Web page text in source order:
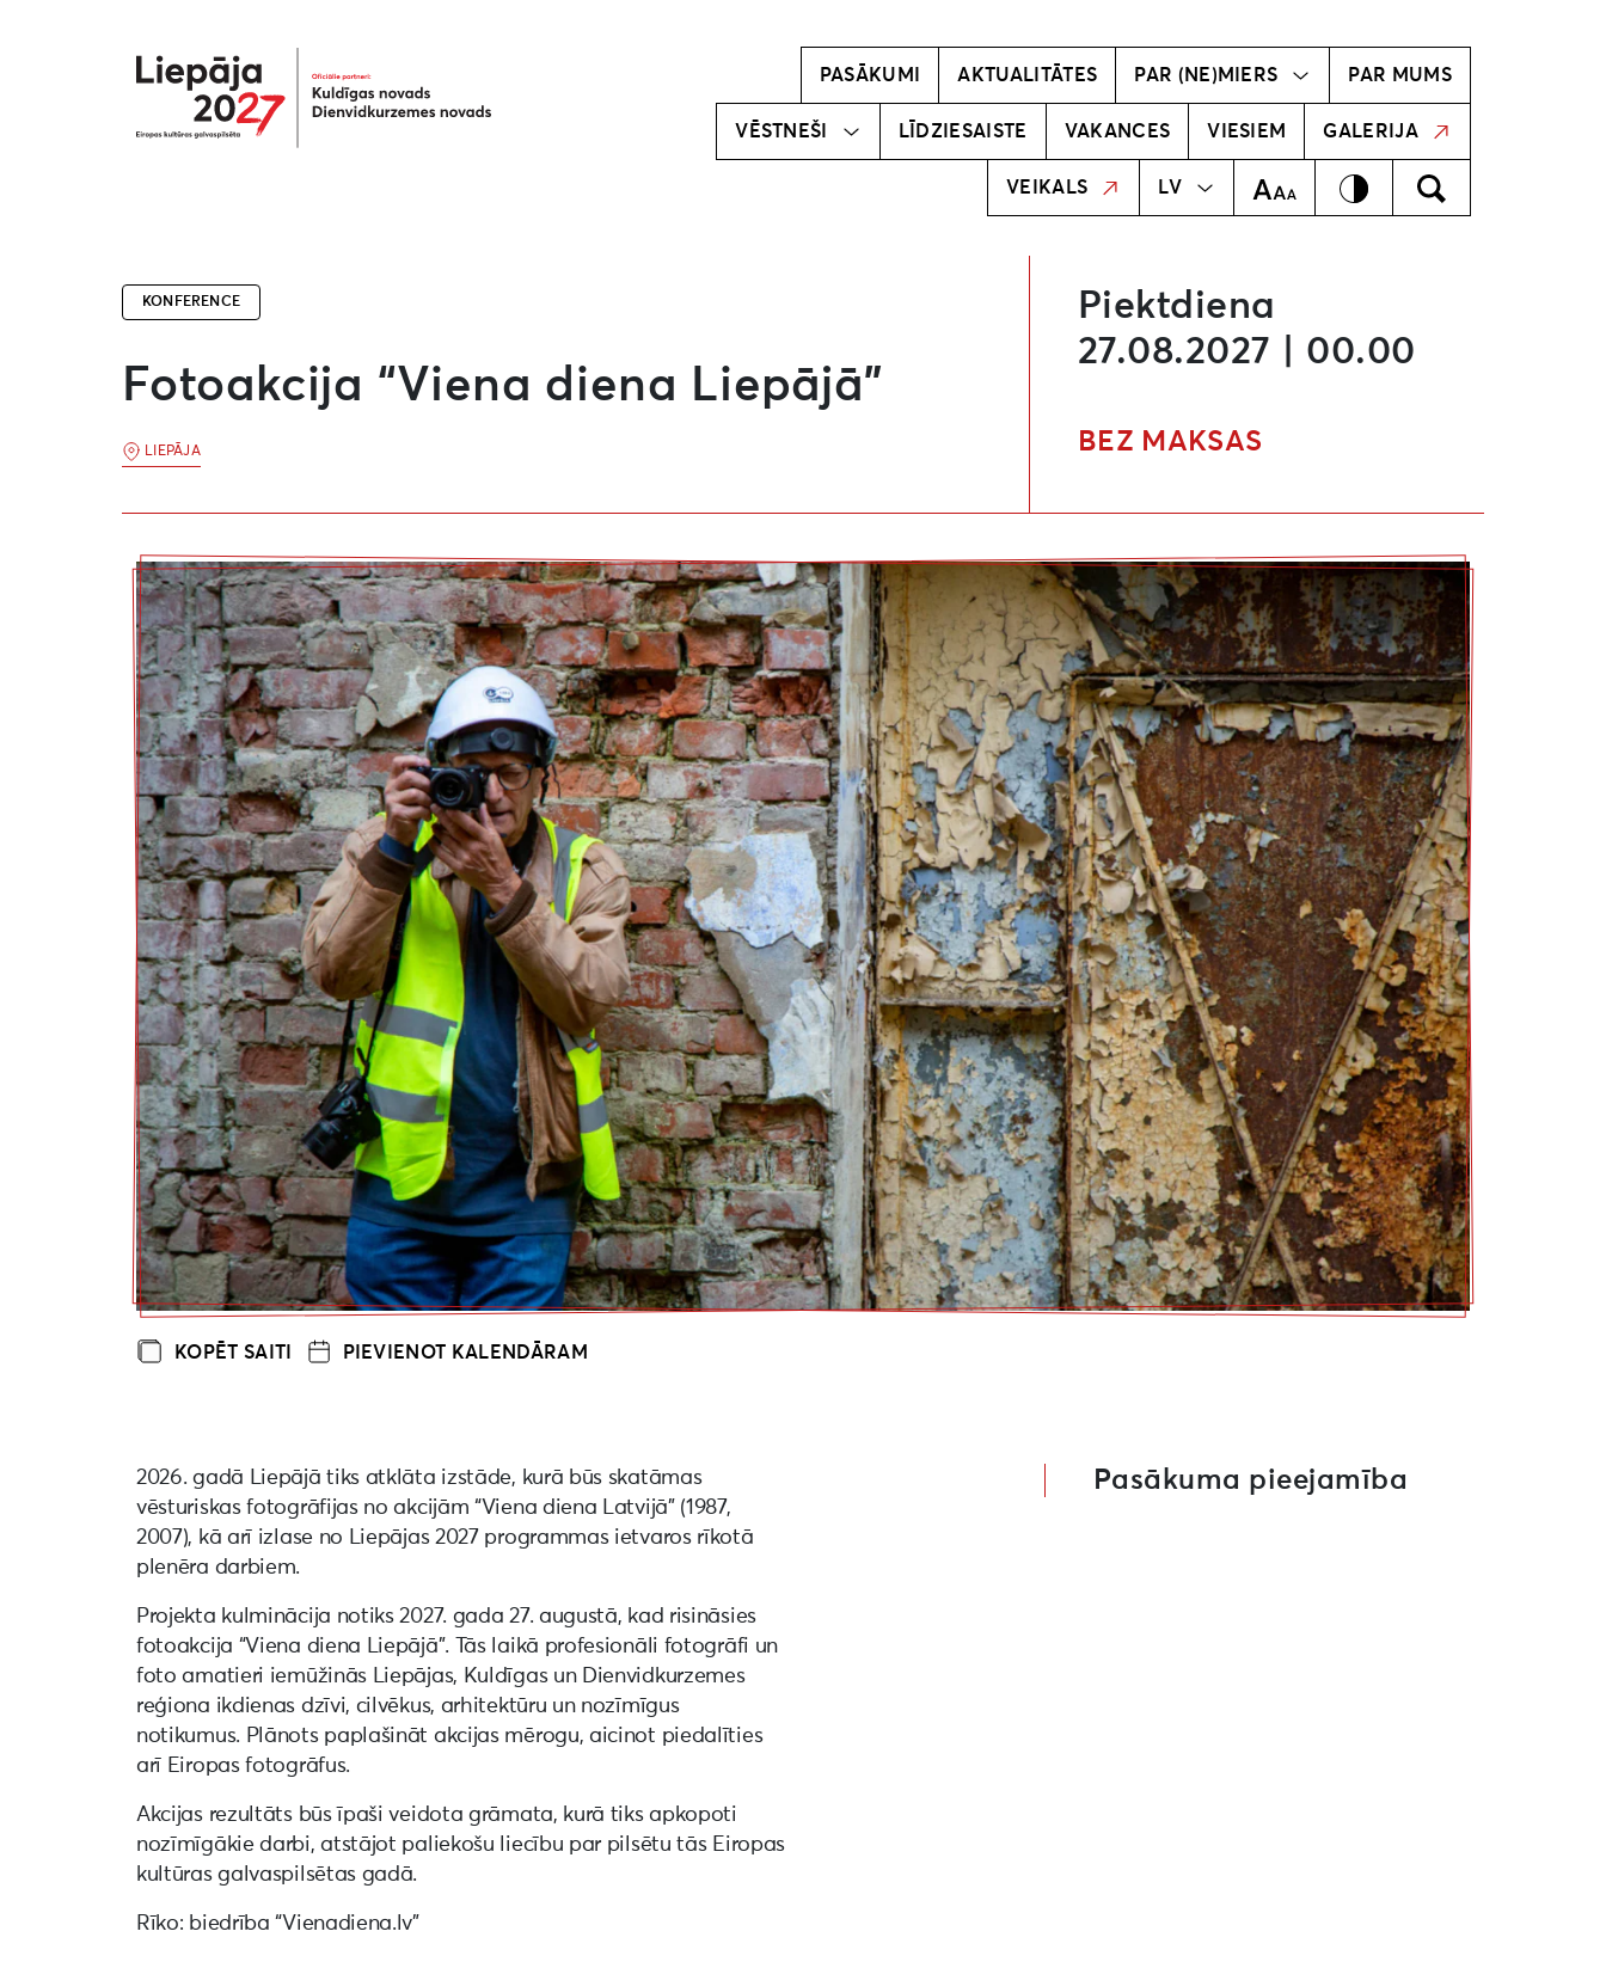
Liepāja2027
PASĀKUMI AKTUALITĀTES PAR (NE)MIERS
Radošā komanda PAR MUMS
VĒSTNEŠI
vēstnesi!
Mūsu
vēstneši
LĪDZIESAISTE VAKANCES VIESIEM GALERIJA
VEIKALS LV
EN Teksta izmērsKontrastsMeklēt
MEKLĒT
KONFERENCE
Fotoakcija “Viena diena Liepājā”
LIEPĀJA
Piektdiena
27.08.2027 | 00.00
BEZ MAKSAS
KOPĒT SAITI PIEVIENOT KALENDĀRAM
2026. gadā Liepājā tiks atklāta izstāde, kurā būs skatāmas
vēsturiskas fotogrāfijas no akcijām “Viena diena Latvijā” (1987,
2007), kā arī izlase no Liepājas 2027 programmas ietvaros rīkotā
plenēra darbiem.
Projekta kulminācija notiks 2027. gada 27. augustā, kad risināsies
fotoakcija “Viena diena Liepājā”. Tās laikā profesionāli fotogrāfi un
foto amatieri iemūžinās Liepājas, Kuldīgas un Dienvidkurzemes
reģiona ikdienas dzīvi, cilvēkus, arhitektūru un nozīmīgus
notikumus. Plānots paplašināt akcijas mērogu, aicinot piedalīties
arī Eiropas fotogrāfus.
Akcijas rezultāts būs īpaši veidota grāmata, kurā tiks apkopoti
nozīmīgākie darbi, atstājot paliekošu liecību par pilsētu tās Eiropas
kultūras galvaspilsētas gadā.
Rīko: biedrība “Vienadiena.lv”
Pasākuma pieejamība